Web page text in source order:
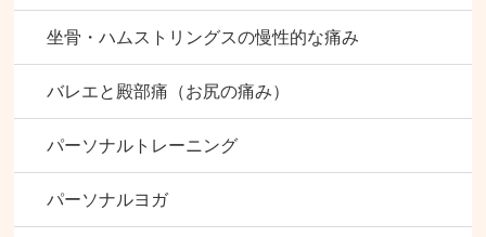
坐骨・ハムストリングスの慢性的な痛み
バレエと殿部痛（お尻の痛み）
パーソナルトレーニング
パーソナルヨガ